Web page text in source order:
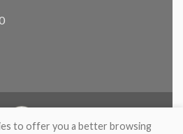
to offer you a better browsing